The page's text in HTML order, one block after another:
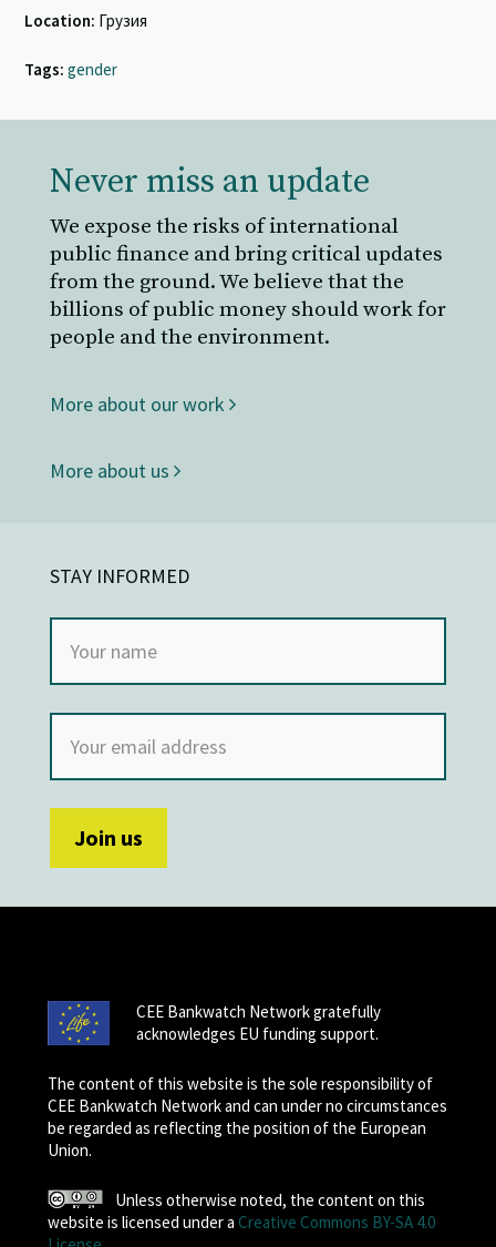
Location: Грузия
Tags: gender
Never miss an update
We expose the risks of international
public finance and bring critical updates
from the ground. We believe that the
billions of public money should work for
people and the environment.
More about our work
More about us
STAY INFORMED
CEE Bankwatch Network gratefully
acknowledges EU funding support.
The content of this website is the sole responsibility of
CEE Bankwatch Network and can under no circumstances
be regarded as reflecting the position of the European
Union.
Unless otherwise noted, the content on this
website is licensed under a Creative Commons BY-SA 4.0